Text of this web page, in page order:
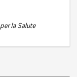
la Salute